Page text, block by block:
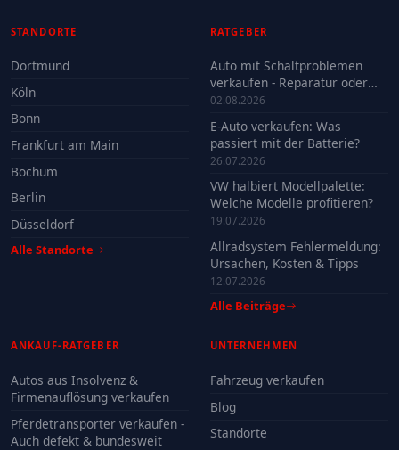
STANDORTE
Dortmund
Köln
Bonn
Frankfurt am Main
Bochum
Berlin
Düsseldorf
Alle Standorte
RATGEBER
Auto mit Schaltproblemen
verkaufen - Reparatur oder
Verkauf?
02.08.2026
E-Auto verkaufen: Was
passiert mit der Batterie?
26.07.2026
VW halbiert Modellpalette:
Welche Modelle profitieren?
19.07.2026
Allradsystem Fehlermeldung:
Ursachen, Kosten & Tipps
12.07.2026
Alle Beiträge
ANKAUF-RATGEBER
Autos aus Insolvenz &
Firmenauflösung verkaufen
Pferdetransporter verkaufen -
Auch defekt & bundesweit
UNTERNEHMEN
Fahrzeug verkaufen
Blog
Standorte